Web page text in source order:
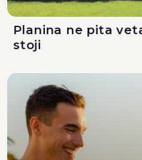
Planina ne pita
stoji